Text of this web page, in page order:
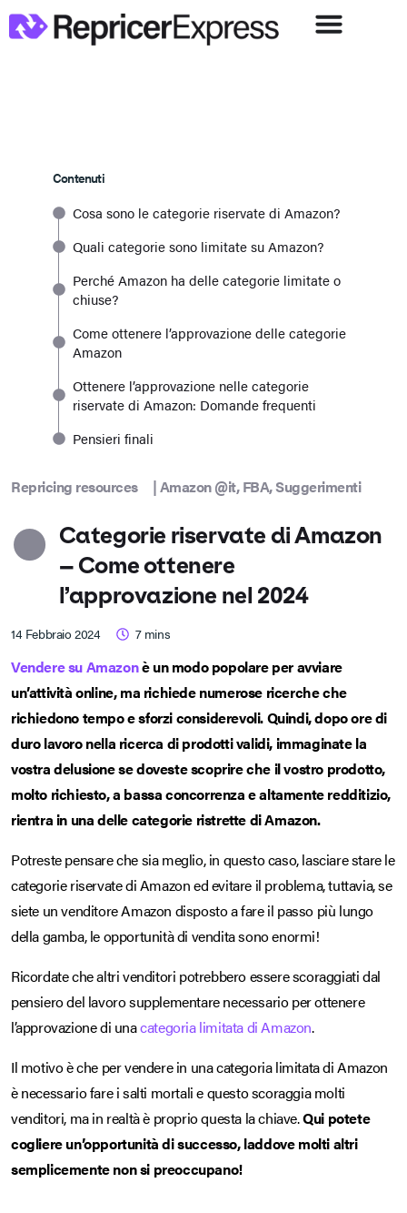
Contenuti
Cosa sono le categorie riservate di Amazon?
Quali categorie sono limitate su Amazon?
Perché Amazon ha delle categorie limitate o
chiuse?
Come ottenere l’approvazione delle categorie
Amazon
Ottenere l’approvazione nelle categorie
riservate di Amazon: Domande frequenti
Pensieri finali
Repricing resources |Amazon @it,FBA,Suggerimenti
Categorie riservate di Amazon
– Come ottenere
l’approvazione nel 2024
14 Febbraio 2024 7 mins
Vendere su Amazonè un modo popolare per avviare
un’attività online, ma richiede numerose ricerche che
richiedono tempo e sforzi considerevoli. Quindi, dopo ore di
duro lavoro nella ricerca di prodotti validi, immaginate la
vostra delusione se doveste scoprire che il vostro prodotto,
molto richiesto, a bassa concorrenza e altamente redditizio,
rientra in una delle categorie ristrette di Amazon.
Potreste pensare che sia meglio, in questo caso, lasciare stare le
categorie riservate di Amazon ed evitare il problema, tuttavia, se
siete un venditore Amazon disposto a fare il passo più lungo
della gamba, le opportunità di vendita sono enormi!
Ricordate che altri venditori potrebbero essere scoraggiati dal
pensiero del lavoro supplementare necessario per ottenere
l’approvazione di unacategoria limitata di Amazon.
Il motivo è che per vendere in una categoria limitata di Amazon
è necessario fare i salti mortali e questo scoraggia molti
venditori, ma in realtà è proprio questa la chiave.Qui potete
cogliere un’opportunità di successo, laddove molti altri
semplicemente non si preoccupano!